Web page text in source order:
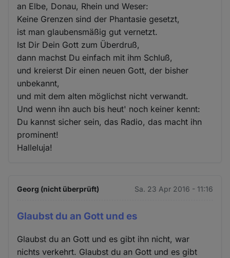
an Elbe, Donau, Rhein und Weser:
Keine Grenzen sind der Phantasie gesetzt,
ist man glaubensmäßig gut vernetzt.
Ist Dir Dein Gott zum Überdruß,
dann machst Du einfach mit ihm Schluß,
und kreierst Dir einen neuen Gott, der bisher
unbekannt,
und mit dem alten möglichst nicht verwandt.
Und wenn ihn auch bis heut' noch keiner kennt:
Du kannst sicher sein, das Radio, das macht ihn
prominent!
Halleluja!
Georg (nicht überprüft) Sa. 23 Apr 2016 - 11:16
Glaubst du an Gott und es
Glaubst du an Gott und es gibt ihn nicht, war
nichts verkehrt. Glaubst du an Gott und es gibt